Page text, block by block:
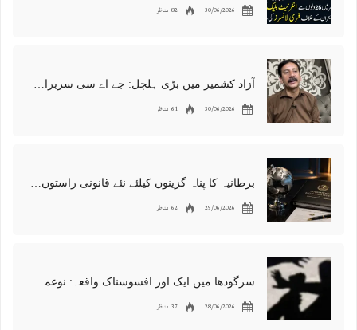
30/06/2026 82 مناظر
آزاد کشمیر میں بڑی ہلچل: جے اے سی سربراہ شوکت نواز میر کی گرفتاری، دھرنا جاری
30/06/2026 61 مناظر
برطانیہ کا پناہ گزینوں کیلئے نئے قانونی راستوں اور اسپانسر شپ نظام کا اعلان
29/06/2026 62 مناظر
سرگودھا میں ایک اور افسوسناک واقعہ: نوعمر لڑکے سے مبینہ زیادتی، مقدمہ درج
28/06/2026 37 مناظر